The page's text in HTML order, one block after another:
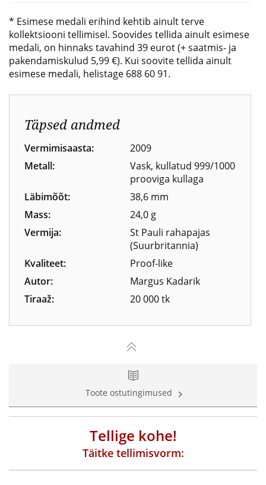
* Esimese medali erihind kehtib ainult terve
kollektsiooni tellimisel. Soovides tellida ainult esimese
medali, on hinnaks tavahind 39 eurot (+ saatmis- ja
pakendamiskulud 5,99 €). Kui soovite tellida ainult
esimese medali, helistage 688 60 91.
Täpsed andmed
Vermimisaasta:
2009
Metall:
Vask, kullatud 999/1000
prooviga kullaga
Läbimõõt:
38,6 mm
Mass:
24,0 g
Vermija:
St Pauli rahapajas
(Suurbritannia)
Kvaliteet:
Proof-like
Autor:
Margus Kadarik
Tiraaž:
20 000 tk
Toote ostutingimused
Tellige kohe!
Täitke tellimisvorm: